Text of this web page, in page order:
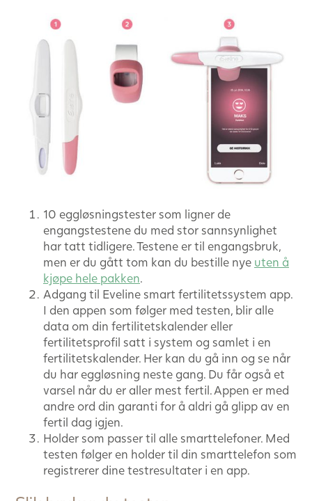
10 eggløsningstester som ligner de
engangstestene du med stor sannsynlighet
har tatt tidligere. Testene er til engangsbruk,
men er du gått tom kan du bestille nye uten å
kjøpe hele pakken.
Adgang til Eveline smart fertilitetssystem app.
I den appen som følger med testen, blir alle
data om din fertilitetskalender eller
fertilitetsprofil satt i system og samlet i en
fertilitetskalender. Her kan du gå inn og se når
du har eggløsning neste gang. Du får også et
varsel når du er aller mest fertil. Appen er med
andre ord din garanti for å aldri gå glipp av en
fertil dag igjen.
Holder som passer til alle smarttelefoner. Med
testen følger en holder til din smarttelefon som
registrerer dine testresultater i en app.